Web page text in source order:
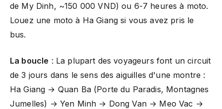
de My Dinh, ~150 000 VND) ou 6-7 heures à moto.
Louez une moto à Ha Giang si vous avez pris le
bus.
La boucle : La plupart des voyageurs font un circuit
de 3 jours dans le sens des aiguilles d'une montre :
Ha Giang → Quan Ba (Porte du Paradis, Montagnes
Jumelles) → Yen Minh → Dong Van → Meo Vac →